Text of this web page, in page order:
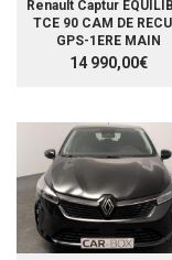
Renault Captur
TCE 90 CAM DE
GPS-1ERE MAIN
14 990,00€